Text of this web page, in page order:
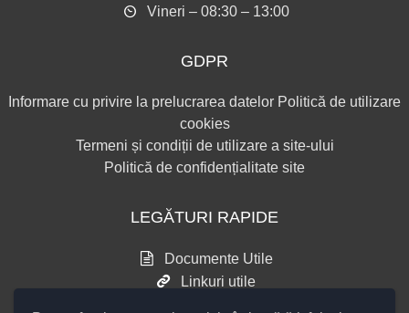
Vineri – 08:30 – 13:00
GDPR
Informare cu privire la prelucrarea datelor Politică de utilizare
cookies
Termeni și condiții de utilizare a site-ului
Politică de confidențialitate site
LEGĂTURI RAPIDE
Documente Utile
Linkuri utile